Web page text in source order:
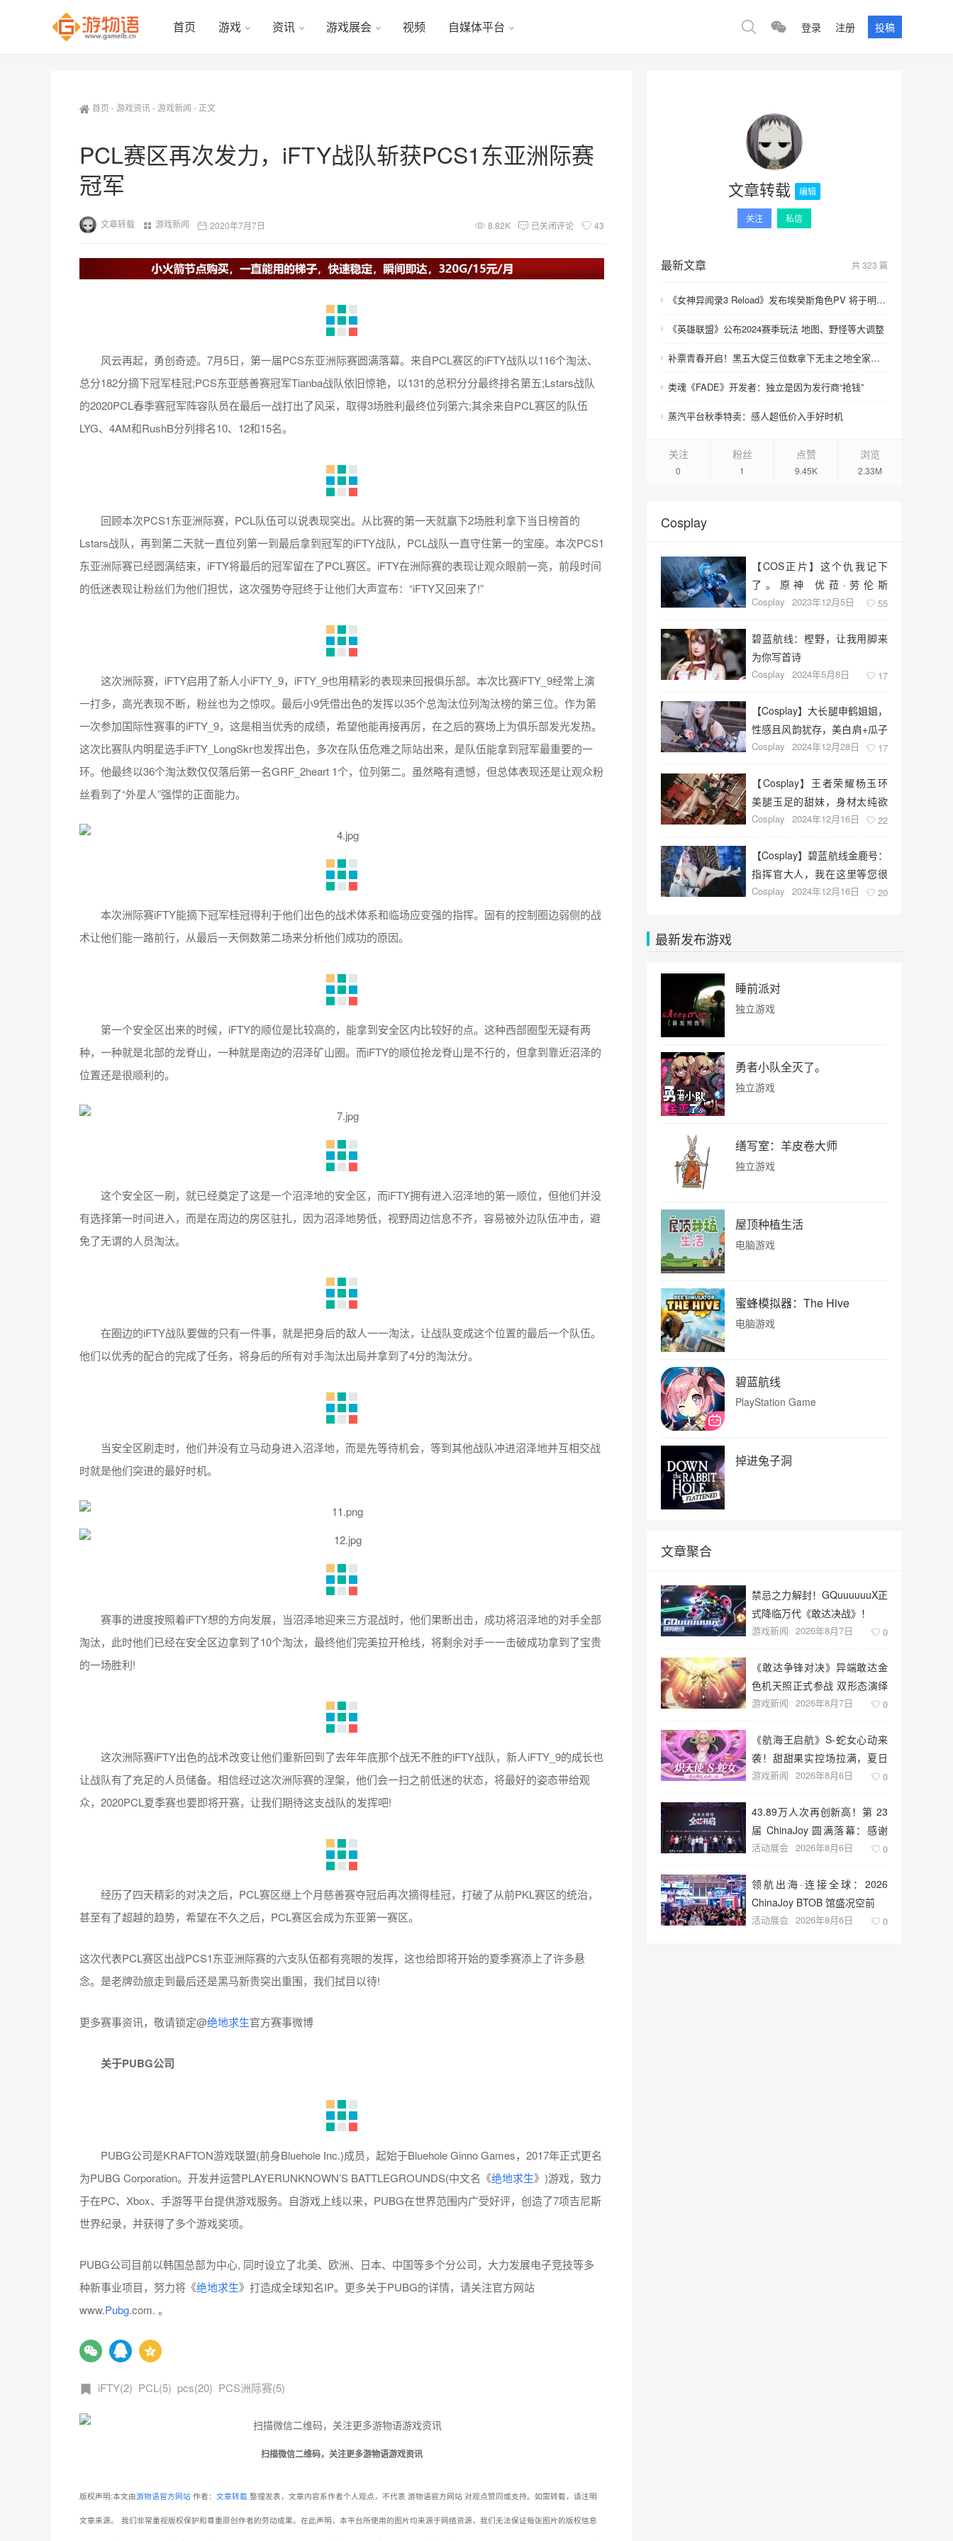
首页 游戏 资讯 游戏展会 视频 自媒体平台 登录 注册 投稿
首页 -游戏资讯-游戏新闻 - 正文
PCL赛区再次发力，iFTY战队斩获PCS1东亚洲际赛
冠军
文章转载 游戏新闻 2020年7月7日 8.82K 已关闭评论 43
风云再起，勇创奇迹。7月5日，第一届PCS东亚洲际赛圆满落幕。来自PCL赛区的iFTY战队以116个淘汰、
总分182分摘下冠军桂冠;PCS东亚慈善赛冠军Tianba战队依旧惊艳，以131的总积分分最终排名第五;Lstars战队
的2020PCL春季赛冠军阵容队员在最后一战打出了风采，取得3场胜利最终位列第六;其余来自PCL赛区的队伍
LYG、4AM和RushB分列排名10、12和15名。
回顾本次PCS1东亚洲际赛，PCL队伍可以说表现突出。从比赛的第一天就赢下2场胜利拿下当日榜首的
Lstars战队，再到第二天就一直位列第一到最后拿到冠军的iFTY战队，PCL战队一直守住第一的宝座。本次PCS1
东亚洲际赛已经圆满结束，iFTY将最后的冠军留在了PCL赛区。iFTY在洲际赛的表现让观众眼前一亮，前段时间
的低迷表现让粉丝们为他们担忧，这次强势夺冠终于让他们大声宣布：“iFTY又回来了!”
这次洲际赛，iFTY启用了新人小iFTY_9，iFTY_9也用精彩的表现来回报俱乐部。本次比赛iFTY_9经常上演
一打多，高光表现不断，粉丝也为之惊叹。最后小9凭借出色的发挥以35个总淘汰位列淘汰榜的第三位。作为第
一次参加国际性赛事的iFTY_9，这是相当优秀的成绩，希望他能再接再厉，在之后的赛场上为俱乐部发光发热。
这次比赛队内明星选手iFTY_LongSkr也发挥出色，多次在队伍危难之际站出来，是队伍能拿到冠军最重要的一
环。他最终以36个淘汰数仅仅落后第一名GRF_2heart 1个，位列第二。虽然略有遗憾，但总体表现还是让观众粉
丝看到了“外星人”强悍的正面能力。
本次洲际赛iFTY能摘下冠军桂冠得利于他们出色的战术体系和临场应变强的指挥。固有的控制圈边弱侧的战
术让他们能一路前行，从最后一天倒数第二场来分析他们成功的原因。
第一个安全区出来的时候，iFTY的顺位是比较高的，能拿到安全区内比较好的点。这种西部圈型无疑有两
种，一种就是北部的龙脊山，一种就是南边的沼泽矿山圈。而iFTY的顺位抢龙脊山是不行的，但拿到靠近沼泽的
位置还是很顺利的。
这个安全区一刷，就已经奠定了这是一个沼泽地的安全区，而iFTY拥有进入沼泽地的第一顺位，但他们并没
有选择第一时间进入，而是在周边的房区驻扎，因为沼泽地势低，视野周边信息不齐，容易被外边队伍冲击，避
免了无谓的人员淘汰。
在圈边的iFTY战队要做的只有一件事，就是把身后的敌人一一淘汰，让战队变成这个位置的最后一个队伍。
他们以优秀的配合的完成了任务，将身后的所有对手淘汰出局并拿到了4分的淘汰分。
当安全区刷走时，他们并没有立马动身进入沼泽地，而是先等待机会，等到其他战队冲进沼泽地并互相交战
时就是他们突进的最好时机。
赛事的进度按照着iFTY想的方向发展，当沼泽地迎来三方混战时，他们果断出击，成功将沼泽地的对手全部
淘汰，此时他们已经在安全区边拿到了10个淘汰，最终他们完美拉开枪线，将剩余对手一一击破成功拿到了宝贵
的一场胜利!
这次洲际赛iFTY出色的战术改变让他们重新回到了去年年底那个战无不胜的iFTY战队，新人iFTY_9的成长也
让战队有了充足的人员储备。相信经过这次洲际赛的涅槃，他们会一扫之前低迷的状态，将最好的姿态带给观
众，2020PCL夏季赛也要即将开赛，让我们期待这支战队的发挥吧!
经历了四天精彩的对决之后，PCL赛区继上个月慈善赛夺冠后再次摘得桂冠，打破了从前PKL赛区的统治，
甚至有了超越的趋势，希望在不久之后，PCL赛区会成为东亚第一赛区。
这次代表PCL赛区出战PCS1东亚洲际赛的六支队伍都有亮眼的发挥，这也给即将开始的夏季赛添上了许多悬
念。是老牌劲旅走到最后还是黑马新贵突出重围，我们拭目以待!
更多赛事资讯，敬请锁定@绝地求生官方赛事微博
关于PUBG公司
PUBG公司是KRAFTON游戏联盟(前身Bluehole Inc.)成员，起始于Bluehole Ginno Games，2017年正式更名
为PUBG Corporation。开发并运营PLAYERUNKNOWN’S BATTLEGROUNDS(中文名《绝地求生》)游戏，致力
于在PC、Xbox、手游等平台提供游戏服务。自游戏上线以来，PUBG在世界范围内广受好评，创造了7项吉尼斯
世界纪录，并获得了多个游戏奖项。
PUBG公司目前以韩国总部为中心, 同时设立了北美、欧洲、日本、中国等多个分公司，大力发展电子竞技等多
种新事业项目，努力将《绝地求生》打造成全球知名IP。更多关于PUBG的详情，请关注官方网站
www.Pubg.com. 。
iFTY(2) PCL(5) pcs(20) PCS洲际赛(5)
扫描微信二维码，关注更多游物语游戏资讯
版权声明:本文由游物语官方网站 作者： 文章转载 整理发表，文章内容系作者个人观点，不代表 游物语官方网站 对观点赞同或支持。如需转载，请注明
文章来源。 我们非常重视版权保护和尊重原创作者的劳动成果。在此声明，本平台所使用的图片均来源于网络资源，我们无法保证每张图片的版权信息
文章转载 编辑
关注 私信
最新文章 共 323 篇
《女神异闻录3 Reload》发布埃癸斯角色PV 将于明年发售
《英雄联盟》公布2024赛季玩法 地图、野怪等大调整
补票青春开启！黑五大促三位数拿下无主之地全家老小！
类魂《FADE》开发者：独立是因为发行商“抢钱”
蒸汽平台秋季特卖：感人超低价入手好时机
关注
0
粉丝
1
点赞
9.45K
浏览
2.33M
Cosplay
【COS正片】这个仇我记下
了。原神 优菈·劳伦斯
@Vamoko
Cosplay 2023年12月5日 55
碧蓝航线：樫野，让我用脚来
为你写首诗
Cosplay 2024年5月8日 17
【Cosplay】大长腿申鹤姐姐，
性感且风韵犹存，美白肩+瓜子
脸，侧脸YYDS
Cosplay 2024年12月28日 17
【Cosplay】王者荣耀杨玉环
美腿玉足的甜妹，身材太纯欲
了
Cosplay 2024年12月16日 22
【Cosplay】碧蓝航线金鹿号：
指挥官大人，我在这里等您很
久了。
Cosplay 2024年12月16日 20
最新发布游戏
睡前派对
独立游戏
勇者小队全灭了。
独立游戏
缮写室：羊皮卷大师
独立游戏
屋顶种植生活
电脑游戏
蜜蜂模拟器：The Hive
电脑游戏
碧蓝航线
PlayStation Game
掉进兔子洞
文章聚合
禁忌之力解封！GQuuuuuuX正
式降临万代《敢达决战》！
游戏新闻 2026年8月7日 0
《敢达争锋对决》异端敢达金
色机天照正式参战 双形态演绎
空中战技
游戏新闻 2026年8月7日 0
《航海王启航》S-蛇女心动来
袭！甜甜果实控场拉满，夏日
盛宴开启
游戏新闻 2026年8月6日 0
43.89万人次再创新高！第 23
届 ChinaJoy 圆满落幕：感谢
有你，共赴这场“与 AI 同游”的
活动展会 2026年8月6日 0
领航出海·连接全球：2026
ChinaJoy BTOB 馆盛况空前
活动展会 2026年8月6日 0